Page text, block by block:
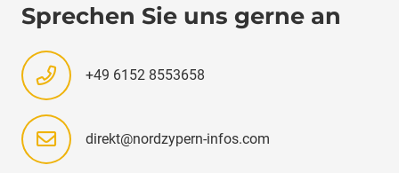
Sprechen Sie uns gerne an
+49 6152 8553658
direkt@nordzypern-infos.com